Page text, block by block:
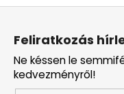
L
Feliratkozás
Ne késsen le
kedvezményről!